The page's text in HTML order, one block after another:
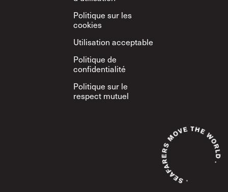
Politique sur les
cookies
Utilisation acceptable
Politique de
confidentialité
Politique sur le
respect mutuel